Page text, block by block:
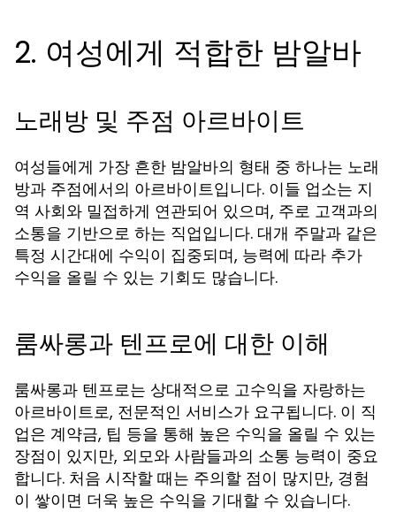
2. 여성에게 적합한 밤알바
노래방 및 주점 아르바이트
여성들에게 가장 흔한 밤알바의 형태 중 하나는 노래
방과 주점에서의 아르바이트입니다. 이들 업소는 지
역 사회와 밀접하게 연관되어 있으며, 주로 고객과의
소통을 기반으로 하는 직업입니다. 대개 주말과 같은
특정 시간대에 수익이 집중되며, 능력에 따라 추가
수익을 올릴 수 있는 기회도 많습니다.
룸싸롱과 텐프로에 대한 이해
룸싸롱과 텐프로는 상대적으로 고수익을 자랑하는
아르바이트로, 전문적인 서비스가 요구됩니다. 이 직
업은 계약금, 팁 등을 통해 높은 수익을 올릴 수 있는
장점이 있지만, 외모와 사람들과의 소통 능력이 중요
합니다. 처음 시작할 때는 주의할 점이 많지만, 경험
이 쌓이면 더욱 높은 수익을 기대할 수 있습니다.